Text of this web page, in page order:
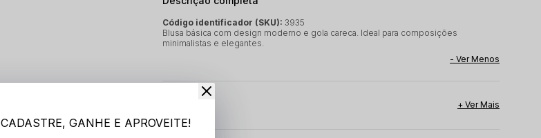
Código identificador (SKU): 3935
Blusa básica com design moderno e gola careca. Ideal para composições
minimalistas e elegantes.
CADASTRE, GANHE E APROVEITE!